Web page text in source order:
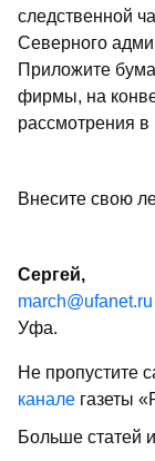
следственной
Северного
Приложите
фирмы, на
рассмотрения
Внесите свою
Сергей,
march@ufanet.ru
Уфа.
Не пропустите
канале газеты
Больше статей